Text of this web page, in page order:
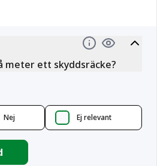
meter ett skyddsräcke?
Nej Ej relevant